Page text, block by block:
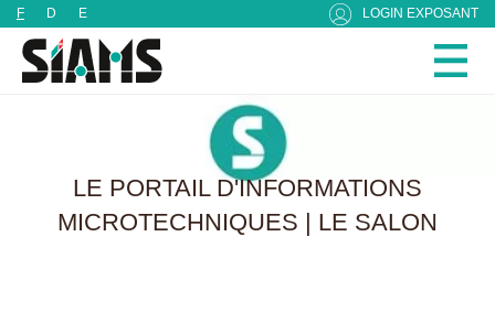
F D E LOGIN EXPOSANT
LE PORTAIL D'INFORMATIONS
MICROTECHNIQUES | LE SALON
Panneau de gestion des cookies